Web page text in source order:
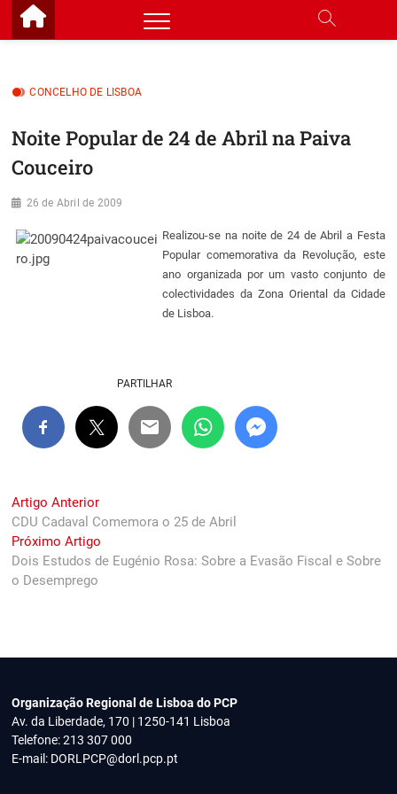
Skip
CONCELHO DE LISBOA
Noite Popular de 24 de Abril na Paiva
Couceiro
26 de Abril de 2009
Realizou-se na noite de 24 de Abril a Festa
Popular comemorativa da Revolução, este
ano organizada por um vasto conjunto de
colectividades da Zona Oriental da Cidade
de Lisboa.
PARTILHAR
Navegação
de
artigos
Artigo AnteriorPrevious
post:
CDU Cadaval Comemora o 25 de Abril
Próximo Artigo
post:
Dois Estudos de Eugénio Rosa: Sobre a Evasão Fiscal e Sobre
o Desemprego
Organização Regional de Lisboa do PCP
Av. da Liberdade, 170 | 1250-141 Lisboa
Telefone: 213 307 000
E-mail: DORLPCP@dorl.pcp.pt